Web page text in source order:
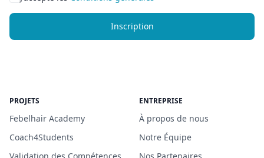
Inscription
PROJETS
Febelhair Academy
Coach4Students
ENTREPRISE
À propos de nous
Notre Équipe